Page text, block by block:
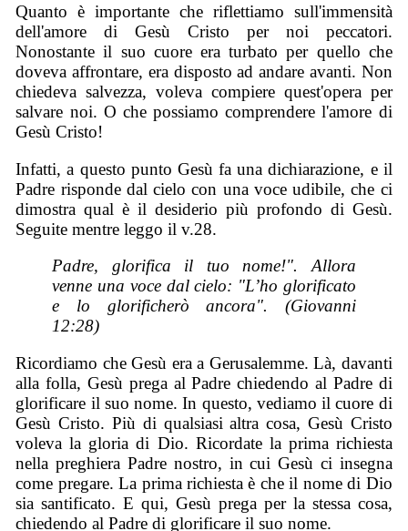
Quanto è importante che riflettiamo sull'immensità
dell'amore di Gesù Cristo per noi peccatori.
Nonostante il suo cuore era turbato per quello che
doveva affrontare, era disposto ad andare avanti. Non
chiedeva salvezza, voleva compiere quest'opera per
salvare noi. O che possiamo comprendere l'amore di
Gesù Cristo!
Infatti, a questo punto Gesù fa una dichiarazione, e il
Padre risponde dal cielo con una voce udibile, che ci
dimostra qual è il desiderio più profondo di Gesù.
Seguite mentre leggo il v.28.
Padre, glorifica il tuo nome!". Allora
venne una voce dal cielo: "L’ho glorificato
e lo glorificherò ancora". (Giovanni
12:28)
Ricordiamo che Gesù era a Gerusalemme. Là, davanti
alla folla, Gesù prega al Padre chiedendo al Padre di
glorificare il suo nome. In questo, vediamo il cuore di
Gesù Cristo. Più di qualsiasi altra cosa, Gesù Cristo
voleva la gloria di Dio. Ricordate la prima richiesta
nella preghiera Padre nostro, in cui Gesù ci insegna
come pregare. La prima richiesta è che il nome di Dio
sia santificato. E qui, Gesù prega per la stessa cosa,
chiedendo al Padre di glorificare il suo nome.